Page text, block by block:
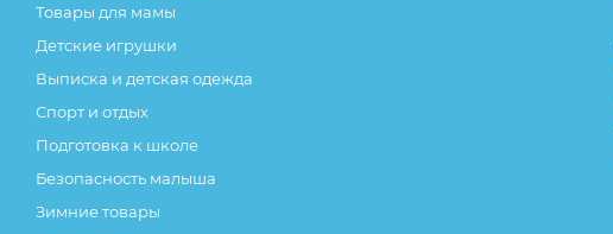
Товары для мамы
Детские игрушки
Выписка и детская одежда
Спорт и отдых
Подготовка к школе
Безопасность малыша
Зимние товары